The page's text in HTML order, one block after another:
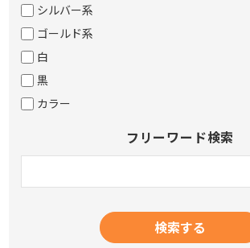
シルバー系
ゴールド系
白
黒
カラー
フリーワード検索